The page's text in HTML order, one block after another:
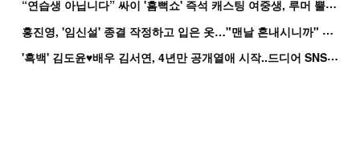
“
연습생 아닙니다” 싸이 '흠뻑쇼' 즉석 캐스팅 여중생, 루머 뿔났다[Oh!쎈 이...
홍
진영, '임신설' 종결 작정하고 입은 옷…"맨날 혼내시니까" 억울
'
흑백' 김도윤♥배우 김서연, 4년만 공개열애 시작..드디어 SNS에 노출 [핫피...